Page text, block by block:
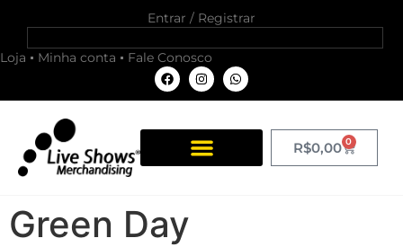
Entrar / Registrar
Loja Minha conta Fale Conosco
R$0,00 0
Green Day